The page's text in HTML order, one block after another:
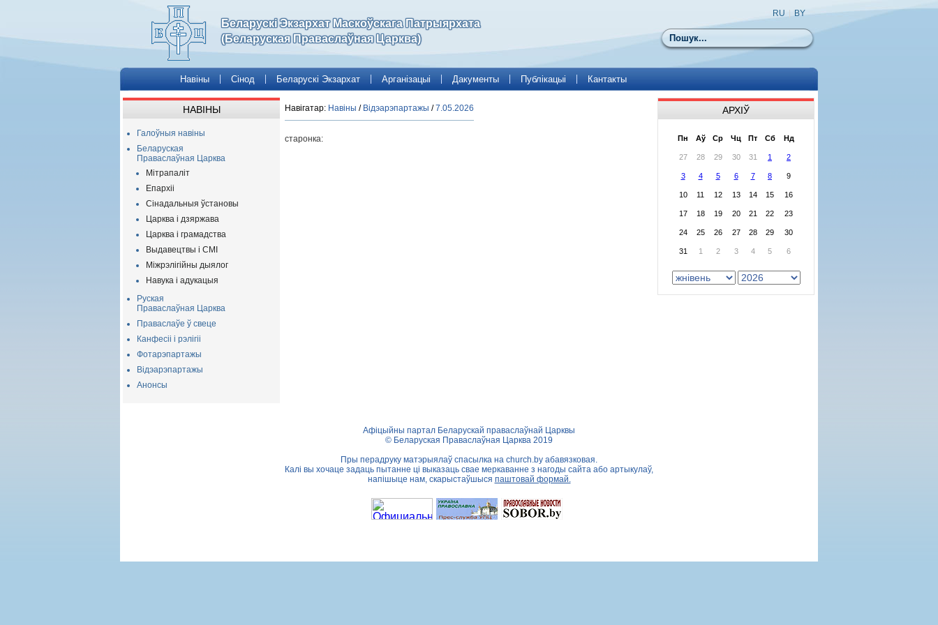
Беларускі Экзархат Маскоўскага Патрыярхата
(Беларуская Праваслаўная Царква)
Пошук
RU BY
Навіны Сінод Беларускі Экзархат Арганізацыі Дакументы Публікацыі Кантакты
НАВІНЫ
Галоўныя навіны
Беларуская
Праваслаўная Царква
Мітрапаліт
Епархіі
Сінадальныя ўстановы
Царква і дзяржава
Царква і грамадства
Выдавецтвы і СМІ
Міжрэлігійны дыялог
Навука і адукацыя
Руская
Праваслаўная Царква
Праваслаўе ў свеце
Канфесіі і рэлігіі
Фотарэпартажы
Відэарэпартажы
Анонсы
Навігатар: Навіны / Відэарэпартажы /7.05.2026
старонка:
АРХІЎ
Пн Аў Ср Чц Пт Сб Нд
27 28 29 30 31 1 2
3 4 5 6 7 8 9
10 11 12 13 14 15 16
17 18 19 20 21 22 23
24 25 26 27 28 29 30
31 1 2 3 4 5 6
Афіцыйны партал Беларускай праваслаўнай Царквы
© Беларуская Праваслаўная Царква 2019
Пры перадруку матэрыялаў спасылка на church.by абавязковая.
Калі вы хочаце задаць пытанне ці выказаць свае меркаванне з нагоды сайта або артыкулаў,
напішыце нам, скарыстаўшыся паштовай формай.